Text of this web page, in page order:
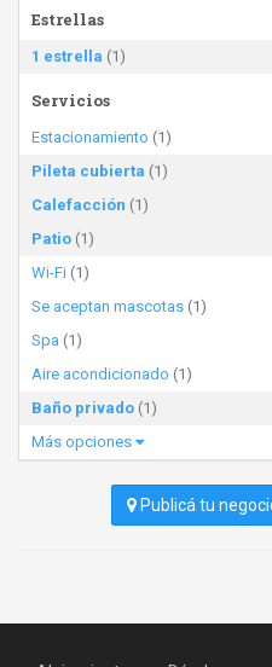
Estrellas
1 estrella (1)
Servicios
Estacionamiento (1)
Pileta cubierta (1)
Calefacción (1)
Patio (1)
Wi-Fi (1)
Se aceptan mascotas (1)
Spa (1)
Aire acondicionado (1)
Baño privado (1)
Más opciones
Publicá tu